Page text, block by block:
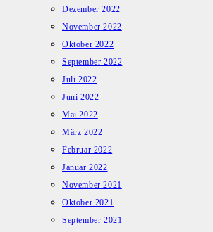
Dezember 2022
November 2022
Oktober 2022
September 2022
Juli 2022
Juni 2022
Mai 2022
März 2022
Februar 2022
Januar 2022
November 2021
Oktober 2021
September 2021